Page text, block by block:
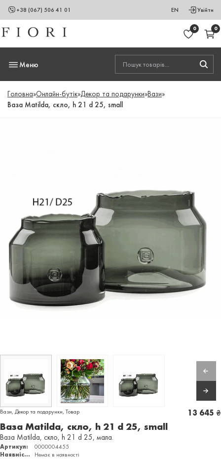
+38 (067) 506 41 01 EN Увійти
0 0
Меню
Головна»Онлайн-бутік»Декор та подарунки»Вази»
Ваза Matilda, скло, h 21 d 25, small
Вази, Декор та подарунки, Товар
Ваза Matilda, скло, h 21 d 25, small
13 645 ₴
Ваза Matilda, скло, h 21 d 25, мала.
Артикул:
0000004455
Наявність:
Немає в наявності